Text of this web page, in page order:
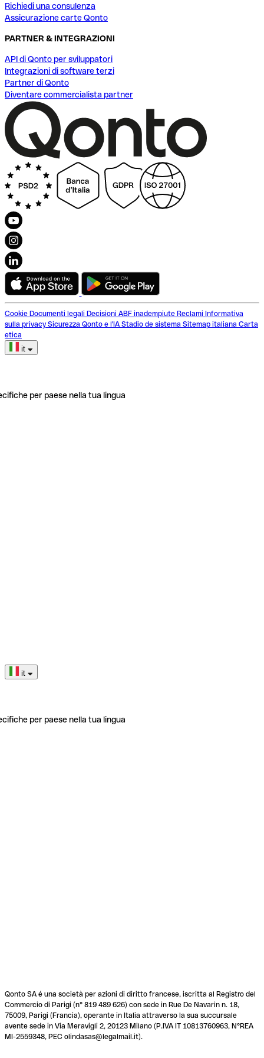
Richiedi una consulenza
Assicurazione carte Qonto
PARTNER & INTEGRAZIONI
API di Qonto per sviluppatori
Integrazioni di software terzi
Partner di Qonto
Diventare commercialista partner
Cookie Documenti legali Decisioni ABF inadempiute Reclami Informativa
sulla privacy Sicurezza Qonto e l'IA Stadio de sistema Sitemap italiana Carta
etica
it
per paese nella tua lingua
it
per paese nella tua lingua
Qonto SA é una società per azioni di diritto francese, iscritta al Registro del
Commercio di Parigi (n° 819 489 626) con sede in Rue De Navarin n. 18,
75009, Parigi (Francia), operante in Italia attraverso la sua succursale
avente sede in Via Meravigli 2, 20123 Milano (P.IVA IT 10813760963, N°REA
MI-2559348, PEC olindasas@legalmail.it).